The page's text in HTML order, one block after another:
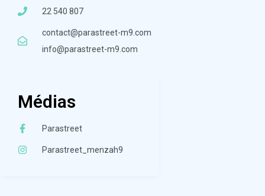
22 540 807
contact@parastreet-m9.com
info@parastreet-m9.com
Médias
Parastreet
Parastreet_menzah9